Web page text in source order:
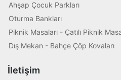
Ahşap Çocuk Parkları
Oturma Bankları
Piknik Masaları - Çatılı Piknik
Dış Mekan - Bahçe Çöp Kovaları
İletişim